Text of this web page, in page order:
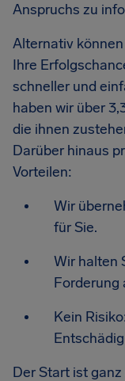
Anspruchs zu
Alternativ
Ihre
schneller und
haben wir über
die ihnen
Darüber hinaus
Vorteilen:
Wir
für Sie.
Wir halten
Forderung
Kein
Der Start ist